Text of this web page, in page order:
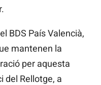
BDS País Valencià,
mantenen la
per aquesta
del Rellotge, a